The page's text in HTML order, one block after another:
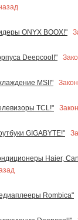
ONYX BOOX!"
Deepcool!"
MSI!"
TCL!"
GIGABYTE!"
Haier,
Rombica"